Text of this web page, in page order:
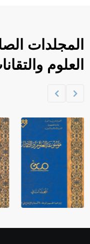
المجلدات
العلوم